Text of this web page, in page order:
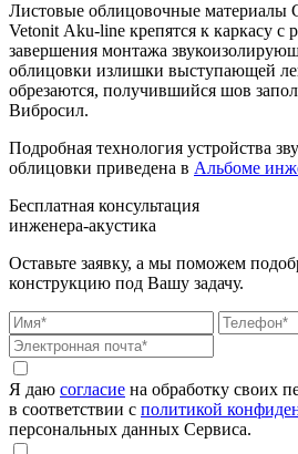
Листовые облицовочные материалы
Vetonit Aku-line крепятся к каркасу с
завершения монтажа
облицовки излишки выступающей
обрезаются, получившийся шов
Вибросил.
Подробная технология устройства
облицовки приведена в Альбоме
Бесплатная консультация
инженера-акустика
Оставьте заявку, а мы поможем
конструкцию под Вашу задачу.
Я даю согласие на обработку своих
в соответствии с политикой
персональных данных Сервиса.